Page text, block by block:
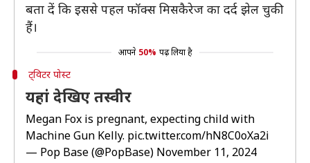
बता दें कि इससे पहल फॉक्स मिसकैरेज का दर्द झेल चुकी
हैं।
आपने 50% पढ़ लिया है
ट्विटर पोस्ट
यहां देखिए तस्वीर
Megan Fox is pregnant, expecting child with
Machine Gun Kelly. pic.twitter.com/hN8C0oXa2i
— Pop Base (@PopBase) November 11, 2024